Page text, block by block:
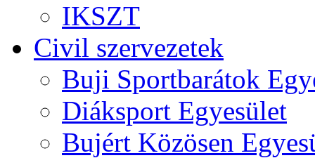
IKSZT
Civil szervezetek
Buji Sportbarátok
Diáksport Egyesület
Bujért Közösen